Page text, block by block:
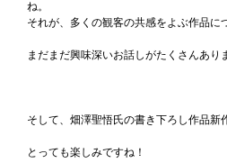
ね。
それが、多くの観客の共感をよぶ作品に
まだまだ興味深いお話しがたくさんあり
そして、畑澤聖悟氏の書き下ろし作品新
とっても楽しみですね！